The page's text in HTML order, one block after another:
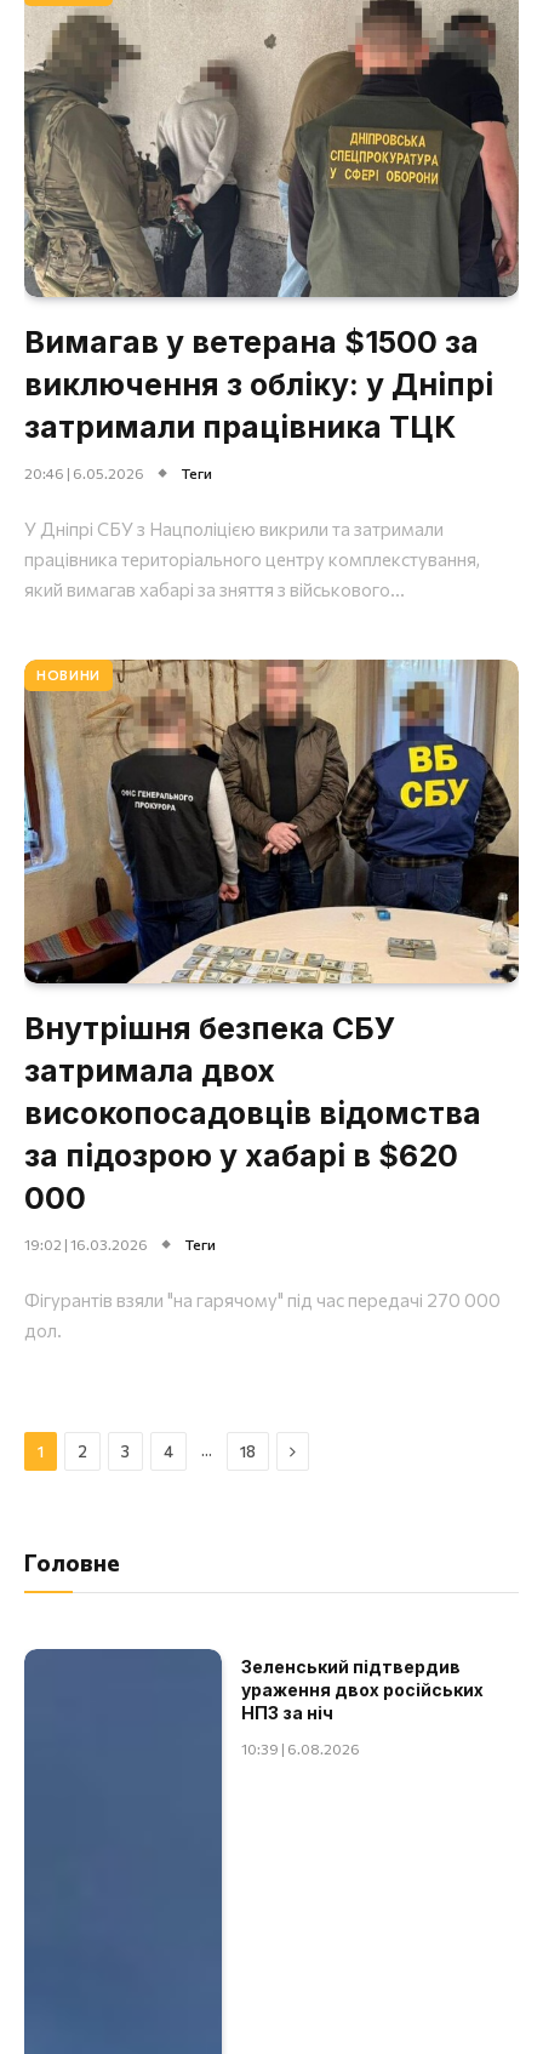
Вимагав у ветерана $1500 за
виключення з обліку: у Дніпрі
затримали працівника ТЦК
20:46 | 6.05.2026 Теги
У Дніпрі СБУ з Нацполіцією викрили та затримали
працівника територіального центру комплекстування,
який вимагав хабарі за зняття з військового...
НОВИНИ
Внутрішня безпека СБУ
затримала двох
високопосадовців відомства
за підозрою у хабарі в $620
000
19:02 | 16.03.2026 Теги
Фігурантів взяли "на гарячому" під час передачі 270 000
дол.
1 2 3 4 … 18 Далі
Головне
Зеленський підтвердив
ураження двох російських
НПЗ за ніч
10:39 | 6.08.2026